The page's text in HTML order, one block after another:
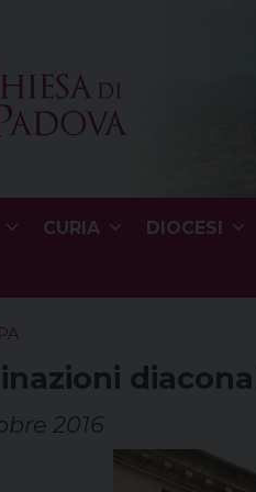
CURIA DIOCESI
2016